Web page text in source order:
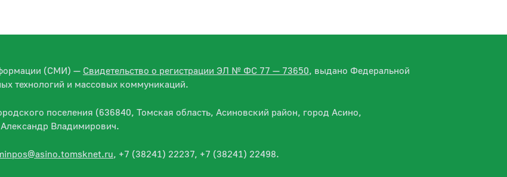
(СМИ) — Свидетельство о регистрации ЭЛ № ФС 77 — 73650, выдано Федеральной
технологий и массовых коммуникаций.
поселения (636840, Томская область, Асиновский район, город Асино,
Владимирович.
, +7 (38241) 22237, +7 (38241) 22498.